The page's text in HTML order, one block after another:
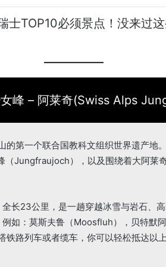
TOP10必须景点！没来过
峰 – 阿莱奇(Swiss Alps
的第一个联合国教科文组织世界遗产地
（Jungfraujoch），以及围绕着大阿莱
长23公里，是一趟穿越冰雪与岩石、
如：莫斯夫鲁（Moosfluh），贝特默
路列车或者缆车，你可以轻松抵达以上